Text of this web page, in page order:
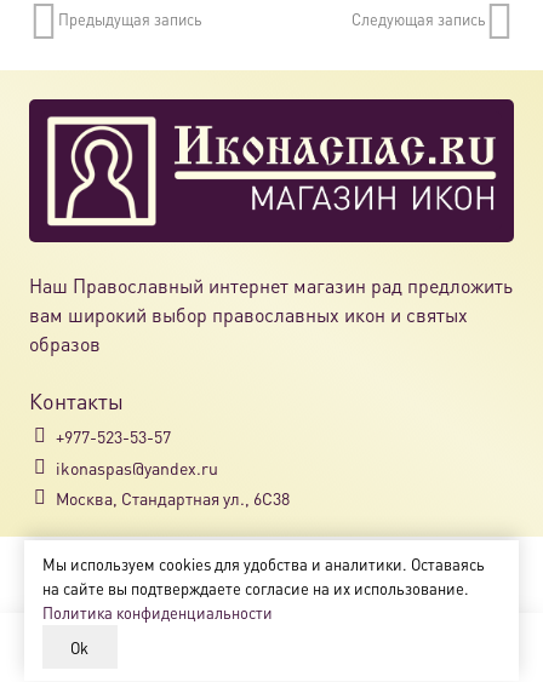
Предыдущая запись Следующая запись
Наш Православный интернет магазин рад предложить
вам широкий выбор православных икон и святых
образов
Контакты
+977-523-53-57
ikonaspas@yandex.ru
Москва, Стандартная ул., 6С38
Copyright © 2018-2025
Магазин православных икон «ikonaspas.ru»
Мы используем cookies для удобства и аналитики. Оставаясь
на сайте вы подтверждаете согласие на их использование.
Политика конфиденциальности
Ok